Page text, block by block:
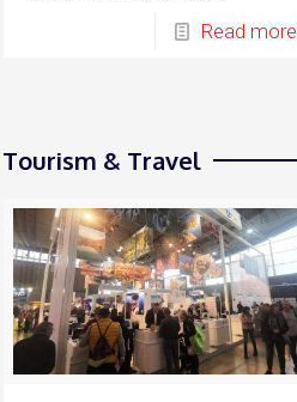
Read more
Tourism & Travel